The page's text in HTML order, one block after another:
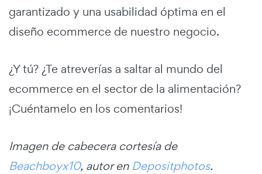
garantizado y una usabilidad óptima en el
diseño ecommerce de nuestro negocio.
¿Y tú? ¿Te atreverías a saltar al mundo del
ecommerce en el sector de la alimentación?
¡Cuéntamelo en los comentarios!
Imagen de cabecera cortesía de
Beachboyx10, autor en Depositphotos.